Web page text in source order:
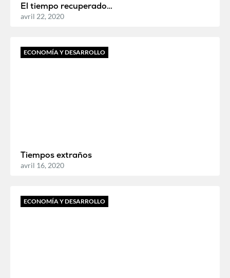
El tiempo recuperado…
avril 22, 2020
ECONOMÍA Y DESARROLLO
Tiempos extraños
avril 16, 2020
ECONOMÍA Y DESARROLLO